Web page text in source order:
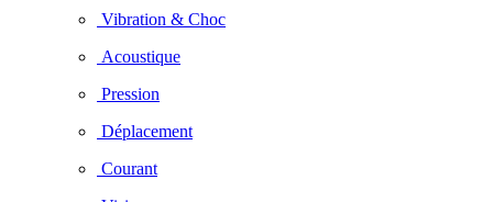
Vibration & Choc
Acoustique
Pression
Déplacement
Courant